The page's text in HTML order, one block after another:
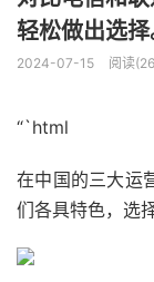
轻松做出选择
2024-07-15 阅读
“`html
在中国的三大运
们各具特色，选